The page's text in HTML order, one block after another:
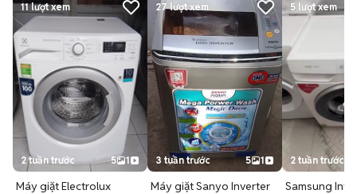
11lượt xem
2 tuần trước 5 1
Máy giặt Electrolux
27lượt xem
3 tuần trước 5 1
Máy giặt Sanyo Inverter
5 lượt xem
2 tuần trước
Samsung